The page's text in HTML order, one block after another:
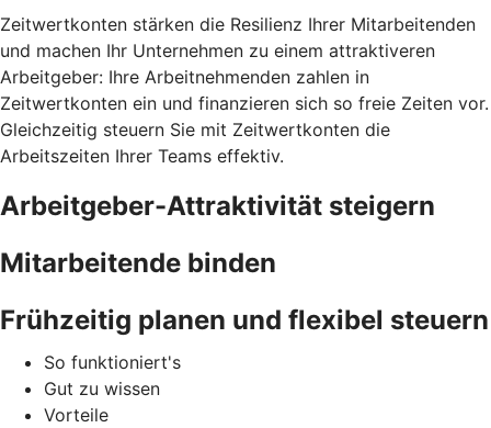
Zeitwertkonten stärken die Resilienz Ihrer Mitarbeitenden
und machen Ihr Unternehmen zu einem attraktiveren
Arbeitgeber: Ihre Arbeitnehmenden zahlen in
Zeitwertkonten ein und finanzieren sich so freie Zeiten vor.
Gleichzeitig steuern Sie mit Zeitwertkonten die
Arbeitszeiten Ihrer Teams effektiv.
Arbeitgeber-Attraktivität steigern
Mitarbeitende binden
Frühzeitig planen und flexibel steuern
So funktioniert's
Gut zu wissen
Vorteile